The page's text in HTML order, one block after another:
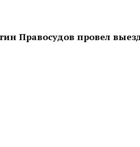
Правосудов провел